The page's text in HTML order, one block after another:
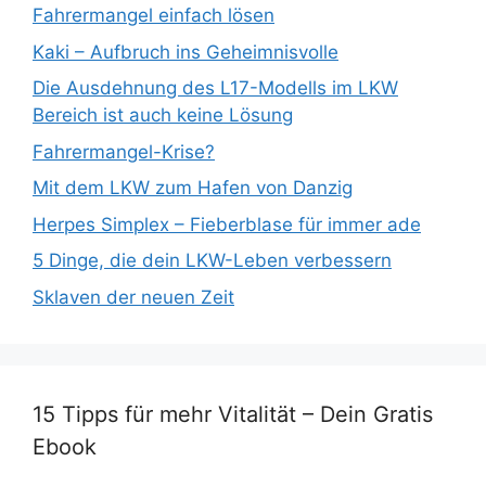
Fahrermangel einfach lösen
Kaki – Aufbruch ins Geheimnisvolle
Die Ausdehnung des L17-Modells im LKW
Bereich ist auch keine Lösung
Fahrermangel-Krise?
Mit dem LKW zum Hafen von Danzig
Herpes Simplex – Fieberblase für immer ade
5 Dinge, die dein LKW-Leben verbessern
Sklaven der neuen Zeit
15 Tipps für mehr Vitalität – Dein Gratis
Ebook